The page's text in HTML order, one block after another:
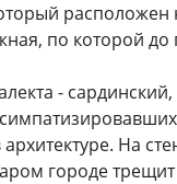
по которой
-
На
городе